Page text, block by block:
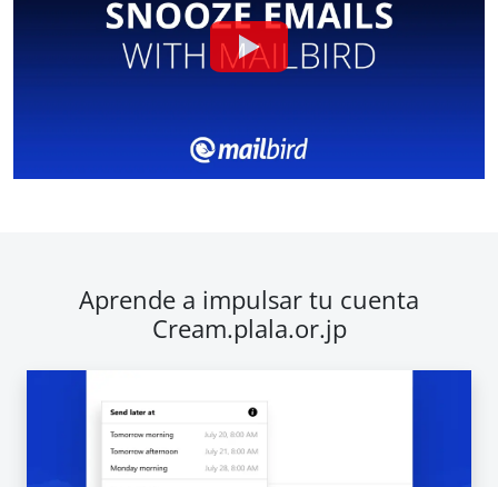
Aprende a impulsar tu cuenta
Cream.plala.or.jp